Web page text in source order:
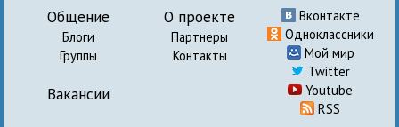
Общение
Блоги
Группы
Вакансии
О проекте
Партнеры
Контакты
Вконтакте
Одноклассники
Мой мир
Twitter
Youtube
RSS